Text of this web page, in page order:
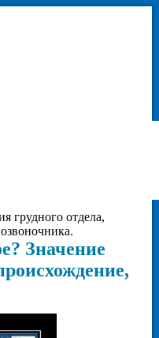
грудного отдела,
Значение